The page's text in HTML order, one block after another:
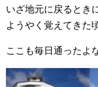
いざ地元に戻るとき
ようやく覚えてきた
ここも毎日通ったよ
その他